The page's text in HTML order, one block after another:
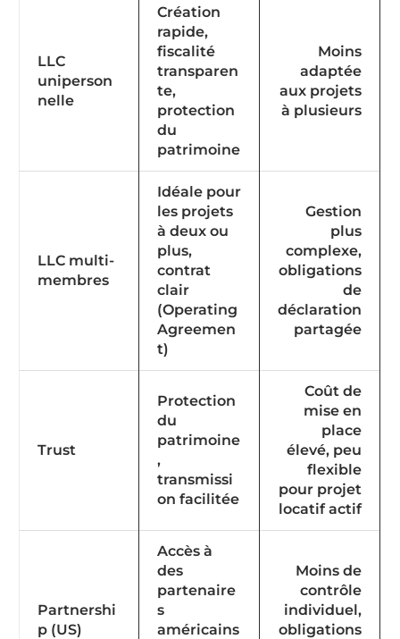
LLC
uniperson
nelle
Création
rapide,
fiscalité
transparen
te,
protection
du
patrimoine
Moins
adaptée
aux projets
à plusieurs
LLC multi-
membres
Idéale pour
les projets
à deux ou
plus,
contrat
clair
(Operating
Agreemen
t)
Gestion
plus
complexe,
obligations
de
déclaration
partagée
Trust
Protection
du
patrimoine
,
transmissi
on facilitée
Coût de
mise en
place
élevé, peu
flexible
pour projet
locatif actif
Partnershi
p (US)
Accès à
des
partenaire
s
américains
Moins de
contrôle
individuel,
obligations